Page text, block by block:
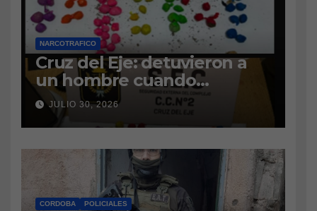
NARCOTRAFICO
Cruz del Eje: detuvieron a
un hombre cuando
intentaba ingresar
marihuana a la cárcel
JULIO 30, 2026
CORDOBA POLICIALES